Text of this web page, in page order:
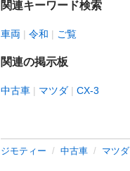
関連キーワード検索
車両 令和 ご覧
関連の掲示板
中古車 マツダ CX-3
ジモティー 中古車 マツダ